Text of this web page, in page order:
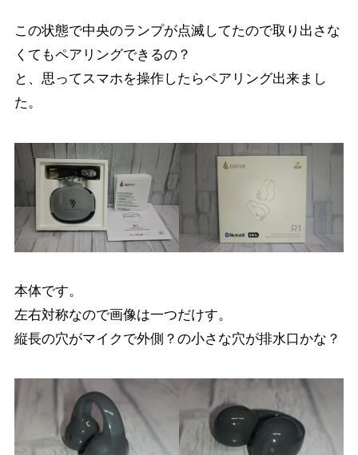
この状態で中央のランプが点滅してたので取り出さな
くてもペアリングできるの？
と、思ってスマホを操作したらペアリング出来まし
た。
本体です。
左右対称なので画像は一つだけす。
縦長の穴がマイクで外側？の小さな穴が排水口かな？